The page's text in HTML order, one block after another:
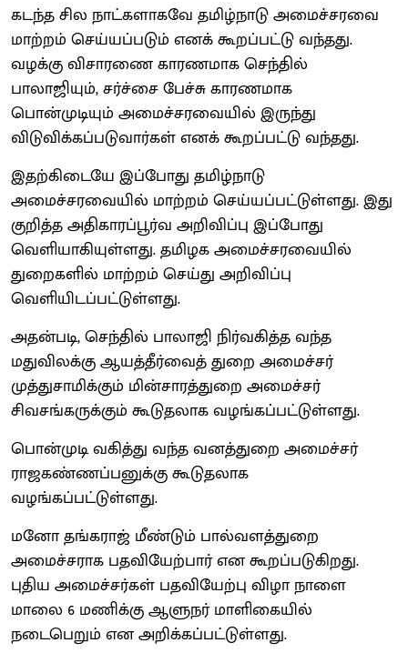
கடந்த சில நாட்களாகவே தமிழ்நாடு அமைச்சரவை
மாற்றம் செய்யப்படும் எனக் கூறப்பட்டு வந்தது.
வழக்கு விசாரணை காரணமாக செந்தில்
பாலாஜியும், சர்ச்சை பேச்சு காரணமாக
பொன்முடியும் அமைச்சரவையில் இருந்து
விடுவிக்கப்படுவார்கள் எனக் கூறப்பட்டு வந்தது.
இதற்கிடையே இப்போது தமிழ்நாடு
அமைச்சரவையில் மாற்றம் செய்யப்பட்டுள்ளது. இது
குறித்த அதிகாரப்பூர்வ அறிவிப்பு இப்போது
வெளியாகியுள்ளது. தமிழக அமைச்சரவையில்
துறைகளில் மாற்றம் செய்து அறிவிப்பு
வெளியிடப்பட்டுள்ளது.
அதன்படி, செந்தில் பாலாஜி நிர்வகித்த வந்த
மதுவிலக்கு ஆயத்தீர்வைத் துறை அமைச்சர்
முத்துசாமிக்கும் மின்சாரத்துறை அமைச்சர்
சிவசங்கருக்கும் கூடுதலாக வழங்கப்பட்டுள்ளது.
பொன்முடி வகித்து வந்த வனத்துறை அமைச்சர்
ராஜகண்ணப்பனுக்கு கூடுதலாக
வழங்கப்பட்டுள்ளது.
மனோ தங்கராஜ் மீண்டும் பால்வளத்துறை
அமைச்சராக பதவியேற்பார் என கூறப்படுகிறது.
புதிய அமைச்சர்கள் பதவியேற்பு விழா நாளை
மாலை 6 மணிக்கு ஆளுநர் மாளிகையில்
நடைபெறும் என அறிக்கப்பட்டுள்ளது.